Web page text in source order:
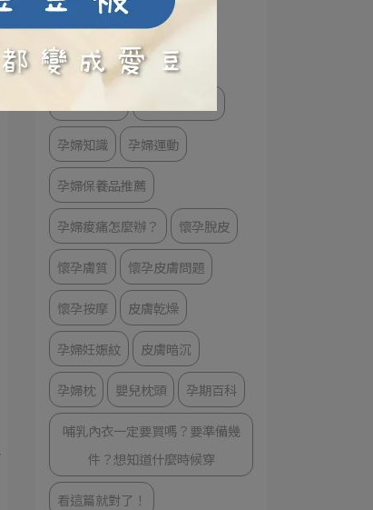
餵奶方式
孕期睡姿 爸爸包
孕婦知識 孕婦運動
孕婦保養品推薦
孕婦痠痛怎麼辦？ 懷孕脫皮
懷孕膚質 懷孕皮膚問題
懷孕按摩 皮膚乾燥
孕婦妊娠紋 皮膚暗沉
孕婦枕 嬰兒枕頭 孕期百科
哺乳內衣一定要買嗎？要準備幾
件？想知道什麼時候穿
看這篇就對了！